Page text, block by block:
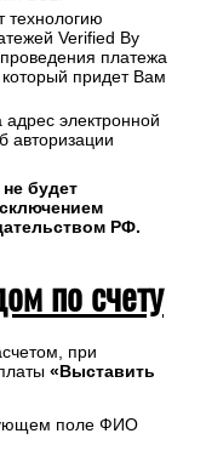
технологию
Verified By
платежа
придет Вам
электронной
авторизации
будет
РФ.
по счету
при
«Выставить
поле ФИО